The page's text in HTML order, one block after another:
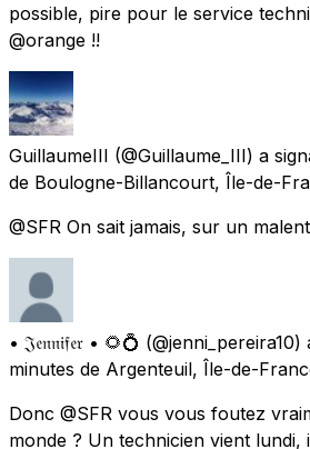
possible, pire pour le service
@orange !!
GuillaumeIII (@Guillaume_III) a
de Boulogne-Billancourt, Île-de-
@SFR On sait jamais, sur un
• 𝔍𝔢𝔫𝔫𝔦𝔣𝔢𝔯 • 🌻💍 (@jenni_pereira10)
minutes de Argenteuil, Île-de-
Donc @SFR vous vous foutez
monde ? Un technicien vient